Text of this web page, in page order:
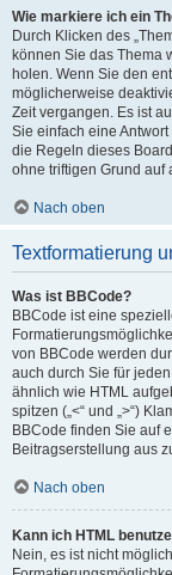
Wie markiere ich ein
Durch Klicken des
können Sie das Thema
holen. Wenn Sie den
möglicherweise
Zeit vergangen. Es ist
Sie einfach eine
die Regeln dieses
ohne triftigen Grund auf
Nach oben
Textformatierung
Was ist BBCode?
BBCode ist eine
von BBCode werden
auch durch Sie für
ähnlich wie HTML
spitzen („<“ und „>“)
BBCode finden Sie auf
Beitragserstellung aus
Nach oben
Kann ich HTML
Nein, es ist nicht